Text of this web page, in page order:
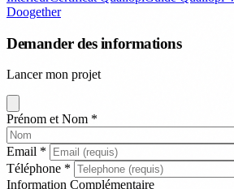
Doogether
Demander des informations
Lancer mon projet
Prénom et Nom *
Email *
Téléphone *
Information Complémentaire